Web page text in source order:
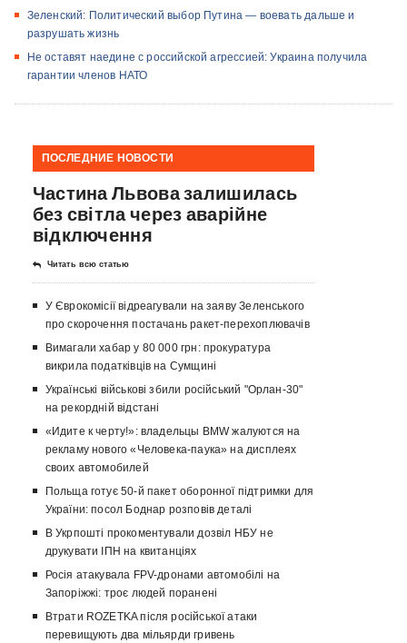
Зеленский: Политический выбор Путина — воевать дальше и
разрушать жизнь
Не оставят наедине с российской агрессией: Украина получила
гарантии членов НАТО
ПОСЛЕДНИЕ НОВОСТИ
Частина Львова залишилась
без світла через аварійне
відключення
Читать всю статью
У Єврокомісії відреагували на заяву Зеленського
про скорочення постачань ракет-перехоплювачів
Вимагали хабар у 80 000 грн: прокуратура
викрила податківців на Сумщині
Українські військові збили російський "Орлан-30"
на рекордній відстані
«Идите к черту!»: владельцы BMW жалуются на
рекламу нового «Человека-паука» на дисплеях
своих автомобилей
Польща готує 50-й пакет оборонної підтримки для
України: посол Боднар розповів деталі
В Укрпошті прокоментували дозвіл НБУ не
друкувати ІПН на квитанціях
Росія атакувала FPV-дронами автомобілі на
Запоріжжі: троє людей поранені
Втрати ROZETKA після російської атаки
перевищують два мільярди гривень